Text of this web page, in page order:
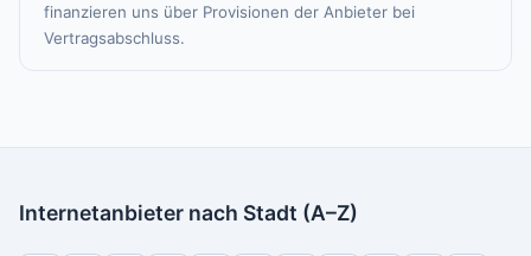
finanzieren uns über Provisionen der Anbieter bei
Vertragsabschluss.
Internetanbieter nach Stadt (A–Z)